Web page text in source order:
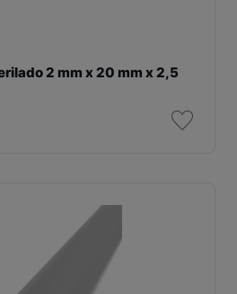
2 mm x 20 mm x 2,5